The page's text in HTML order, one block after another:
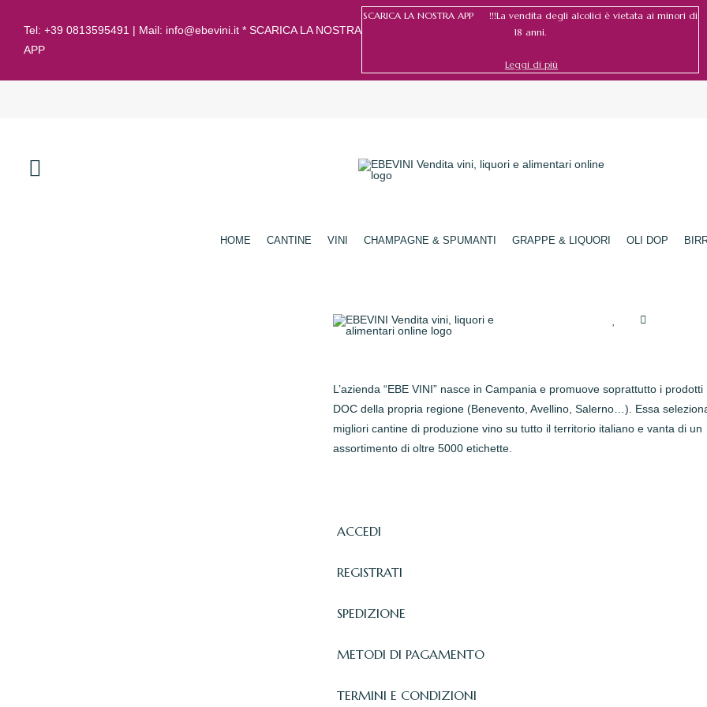
Tel: +39 0813595491 | Mail: info@ebevini.it * SCARICA LA NOSTRA
APP
SCARICA LA NOSTRA APP !!!La vendita degli alcolici è vietata ai minori di
18 anni.
Leggi di più
HOME CANTINE VINI CHAMPAGNE & SPUMANTI GRAPPE & LIQUORI OLI DOP
L’azienda “EBE VINI” nasce in Campania e promuove soprattutto i prodotti
DOC della propria regione (Benevento, Avellino, Salerno…). Essa
migliori cantine di produzione vino su tutto il territorio italiano e vanta di un
assortimento di oltre 5000 etichette.
ACCEDI
REGISTRATI
SPEDIZIONE
METODI DI PAGAMENTO
TERMINI E CONDIZIONI